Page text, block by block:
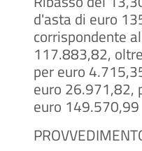
d'asta di euro
corrispondente
117.883,82,
per euro
euro 26.971,82,
euro 149.570,99